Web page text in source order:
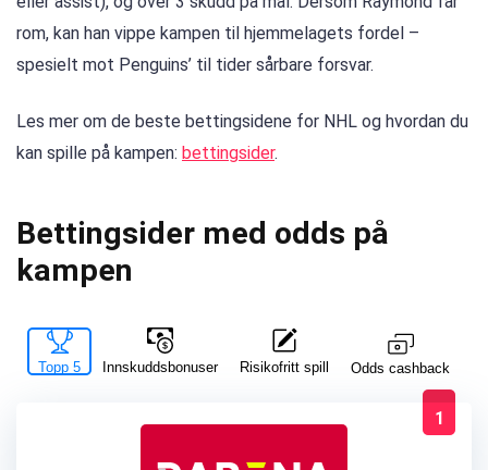
rom, kan han vippe kampen til hjemmelagets fordel –
spesielt mot Penguins’ til tider sårbare forsvar.
Les mer om de beste bettingsidene for NHL og hvordan du
kan spille på kampen: bettingsider.
Bettingsider med odds på
kampen
Topp 5 Innskuddsbonuser Risikofritt spill Odds cashback
1